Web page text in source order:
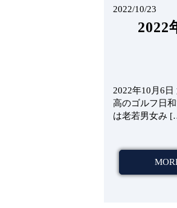
2022/10/23
2022
2022年10月6
高のゴルフ日
は老若男女み